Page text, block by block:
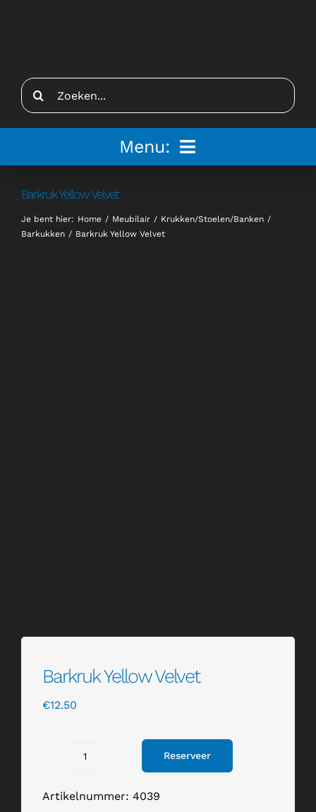
Zoeken
naar:
Menu:
Tenten
Barkruk Yellow Velvet
Je bent hier: Home Meubilair
Krukken/Stoelen/Banken
Barkukken
Barkruk Yellow Velvet
Barkruk Yellow Velvet
€12.50
Velvet
Reserveer
Artikelnummer: 4039